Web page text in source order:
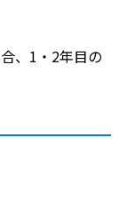
、1・2年目の